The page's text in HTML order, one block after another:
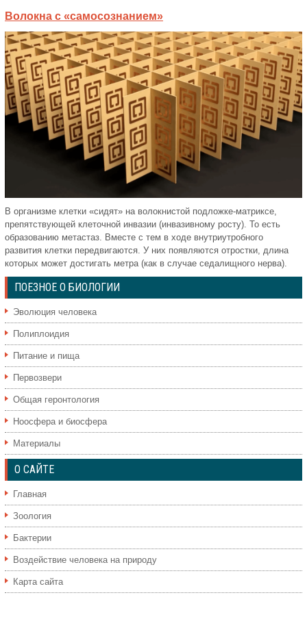
Волокна с «самосознанием»
В организме клетки «сидят» на волокнистой подложке-матриксе,
препятствующей клеточной инвазии (инвазивному росту). То есть
образованию метастаз. Вместе с тем в ходе внутриутробного
развития клетки передвигаются. У них появляются отростки, длина
которых может достигать метра (как в случае седалищного нерва).
ПОЕЗНОЕ О БИОЛОГИИ
Эволюция человека
Полиплоидия
Питание и пища
Первозвери
Общая геронтология
Ноосфера и биосфера
Материалы
О САЙТЕ
Главная
Зоология
Бактерии
Воздействие человека на природу
Карта сайта